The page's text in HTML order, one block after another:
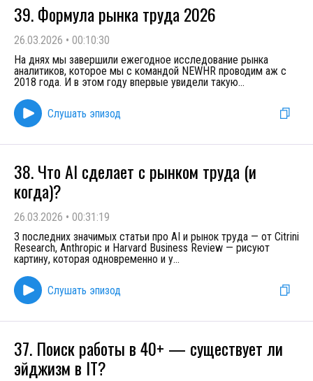
39. Формула рынка труда 2026
26.03.2026 • 00:10:30
На днях мы завершили ежегодное исследование рынка
аналитиков, которое мы с командой NEWHR проводим аж с
2018 года. И в этом году впервые увидели такую...
Слушать эпизод
38. Что AI сделает с рынком труда (и
когда)?
26.03.2026 • 00:31:19
3 последних значимых статьи про AI и рынок труда — от Citrini
Research, Anthropic и Harvard Business Review — рисуют
картину, которая одновременно и у...
Слушать эпизод
37. Поиск работы в 40+ — существует ли
эйджизм в IT?